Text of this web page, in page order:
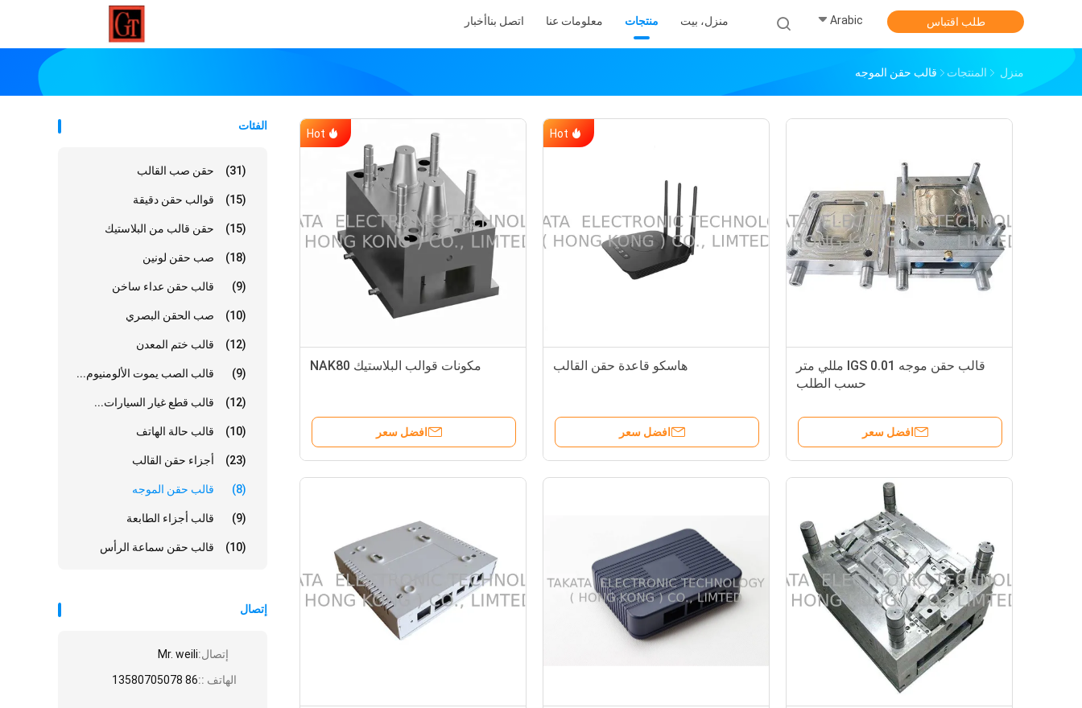
منزل، بيت منتجات معلومات عنا اتصل بناأخبار Arabic طلب اقتباس
منزل المنتجات قالب حقن الموجه
الفئات
حقن صب القالب (31)
قوالب حقن دقيقة (15)
حقن قالب من البلاستيك (15)
صب حقن لونين (18)
قالب حقن عداء ساخن (9)
صب الحقن البصري (10)
قالب ختم المعدن (12)
قالب الصب يموت الألومنيوم... (9)
قالب قطع غيار السيارات... (12)
قالب حالة الهاتف (10)
أجزاء حقن القالب (23)
قالب حقن الموجه (8)
قالب أجزاء الطابعة (9)
قالب حقن سماعة الرأس (10)
إتصال
إتصال:Mr. weili
الهاتف ::86 13580705078
Hot
مكونات قوالب البلاستيك NAK80
افضل سعر
Hot
هاسكو قاعدة حقن القالب
افضل سعر
قالب حقن موجه IGS 0.01 مللي متر
حسب الطلب
افضل سعر